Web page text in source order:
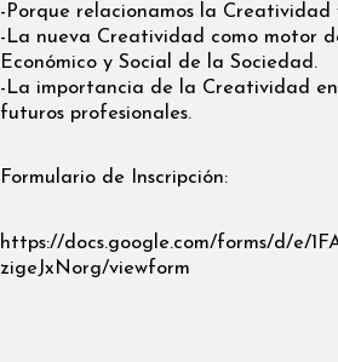
-Porque relacionamos la Creatividad
-La nueva Creatividad como motor
Económico y Social de la Sociedad.
-La importancia de la Creatividad
futuros profesionales.
Formulario de Inscripción:
https://docs.google.com/forms/d/e/
zigeJxNorg/viewform